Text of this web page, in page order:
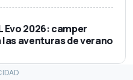
Evo 2026: camper
aventuras de verano